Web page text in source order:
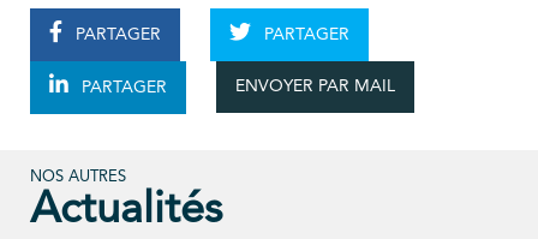
PARTAGER PARTAGER
PARTAGER ENVOYER PAR MAIL
NOS AUTRES
Actualités